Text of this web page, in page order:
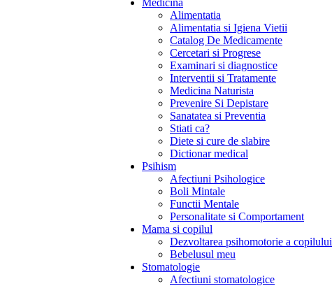
Medicina
Alimentatia
Alimentatia si Igiena Vietii
Catalog De Medicamente
Cercetari si Progrese
Examinari si diagnostice
Interventii si Tratamente
Medicina Naturista
Prevenire Si Depistare
Sanatatea si Preventia
Stiati ca?
Diete si cure de slabire
Dictionar medical
Psihism
Afectiuni Psihologice
Boli Mintale
Functii Mentale
Personalitate si Comportament
Mama si copilul
Dezvoltarea psihomotorie a copilului
Bebelusul meu
Stomatologie
Afectiuni stomatologice